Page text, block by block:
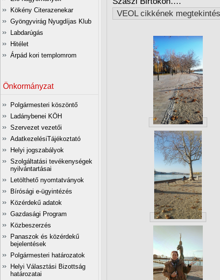
Kökény Citerazenekar
Gyöngyvirág Nyugdíjas Klub
Labdarúgás
Hitélet
Árpád kori templomrom
Önkormányzat
Polgármesteri köszöntő
Ladánybenei KÖH
Szervezet vezetői
AdatkezelésiTájékoztató
Helyi jogszabályok
Szolgáltatási tevékenységek
nyilvántartásai
Letölthető nyomtatványok
Bírósági e-ügyintézés
Közérdekű adatok
Gazdasági Program
Közbeszerzés
Panaszok és közérdekű
bejelentések
Polgármesteri határozatok
Helyi Választási Bizottság
határozatai
VEOL cikkének